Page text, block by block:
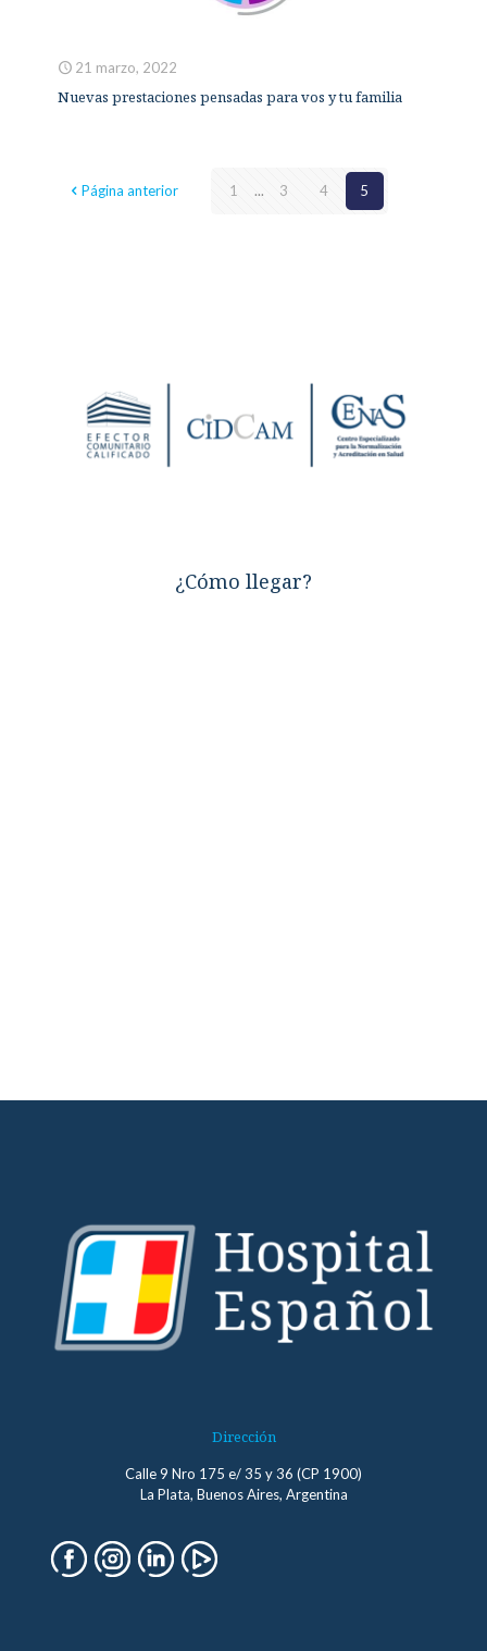
21 marzo, 2022
Nuevas prestaciones pensadas para vos y tu familia
Página anterior 1 ... 3 4 5
¿Cómo llegar?
Dirección
Calle 9 Nro 175 e/ 35 y 36 (CP 1900)
La Plata, Buenos Aires, Argentina